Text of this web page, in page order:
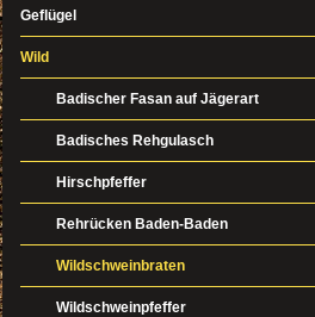
Geflügel
Wild
Badischer Fasan auf Jägerart
Badisches Rehgulasch
Hirschpfeffer
Rehrücken Baden-Baden
Wildschweinbraten
Wildschweinpfeffer